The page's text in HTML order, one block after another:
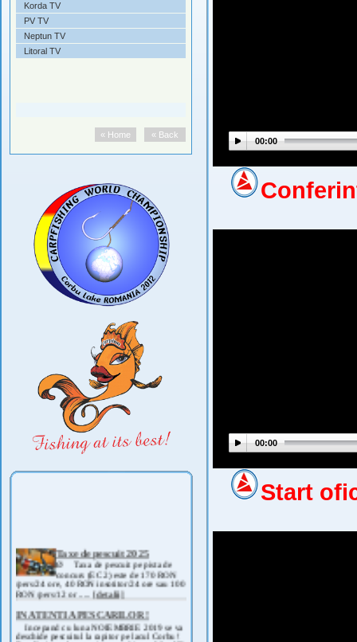
Korda TV
PV TV
Neptun TV
Litoral TV
« Back
« Home
Ø Taxa de pescuit pe pista de
concurs (EC 2) este de 170 RON
/pers/24 ore, 40 RON insotitor/24 ore sau 100
RON /pers/12 or ..... [detalii]
Incepand cu luna NOIEMBRIE 2019 se va
deschide pescuitul la rapitor pe lacul Corbu !
Detalii si regulament, in curand ! .....[detalii]
00:00
00:00
Start